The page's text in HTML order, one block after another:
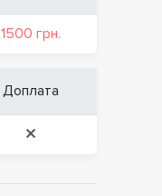
1500 грн.
Доплата